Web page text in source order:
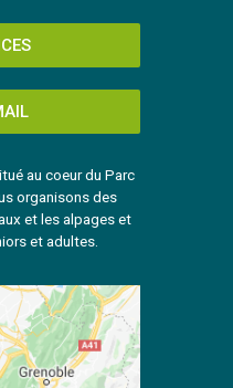
au coeur du Parc
organisons des
et les alpages et
et adultes.